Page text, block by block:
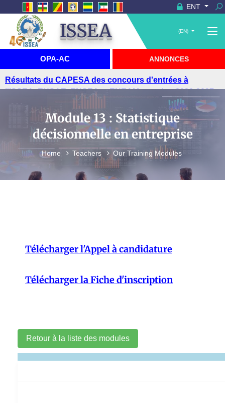
ENT
ISSEA (EN)
OPA-AC ANNONCES
Résultats du CAPESA des concours d'entrées à
l'ISSEA, ENSAE, ENSEA et ENEAM, session 2026-2027
Module 13 : Statistique
décisionnelle en entreprise
Home Teachers Our Training Modules
Télécharger l'Appel à candidature
Télécharger la Fiche d'inscription
Retour à la liste des modules